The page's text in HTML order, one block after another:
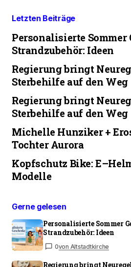
Letzten Beiträge
Personalisierte Sommer
Strandzubehör: Ideen
Regierung bringt
Sterbehilfe auf den Weg
Regierung bringt
Sterbehilfe auf den Weg
Michelle Hunziker +
Tochter Aurora
Kopfschutz Bike:
Modelle
Gerne gelesen
Personalisierte Sommer
Strandzubehör: Ideen
0von Altstadtkirche
Regierung bringt